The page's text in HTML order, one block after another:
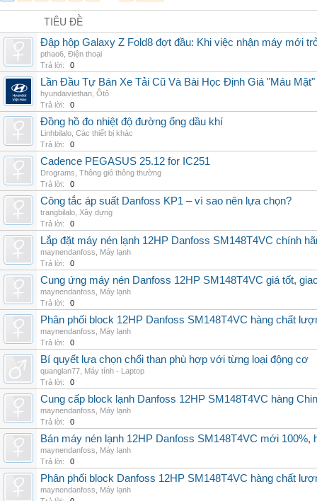
TIÊU ĐỀ
Đập hộp Galaxy Z Fold8 đợt đầu: Khi việc nhận máy mới
pthao6 Điện thoại
Trả lời:
0
Lần Đầu Tự Bán Xe Tải Cũ Và Bài Học Định Giá "Máu
hyundaiviethan Ôtô
Trả lời:
0
Đồng hồ đo nhiệt độ đường ống dầu khí
Linhbilalo Các thiết bị khác
Trả lời:
0
Cadence PEGASUS 25.12 for IC251
Drograms Thông gió thông thường
Trả lời:
0
Công tắc áp suất Danfoss KP1 – vì sao nên lựa chọn?
trangbilalo Xây dựng
Trả lời:
0
Lắp đặt máy nén lạnh 12HP Danfoss SM148T4VC chính
maynendanfoss
Máy lạnh
Trả lời:
0
Cung ứng máy nén Danfoss 12HP SM148T4VC giá tốt,
maynendanfoss
Máy lạnh
Trả lời:
0
Phân phối block 12HP Danfoss SM148T4VC hàng chất
maynendanfoss
Máy lạnh
Trả lời:
0
Bí quyết lựa chọn chổi than phù hợp với từng loại động cơ
quanglan77 Máy tính - Laptop
Trả lời:
0
Cung cấp block lạnh Danfoss 12HP SM148T4VC hàng
maynendanfoss
Máy lạnh
Trả lời:
0
Bán máy nén lạnh 12HP Danfoss SM148T4VC mới
maynendanfoss
Máy lạnh
Trả lời:
0
Phân phối block Danfoss 12HP SM148T4VC hàng chất
maynendanfoss
Máy lạnh